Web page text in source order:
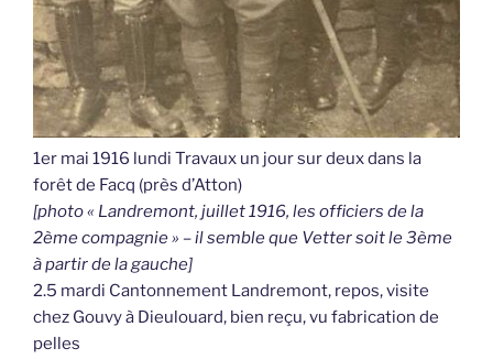
1er mai 1916 lundi Travaux un jour sur deux dans la
forêt de Facq (près d’Atton)
[photo « Landremont, juillet 1916, les officiers de la
2ème compagnie » – il semble que Vetter soit le 3ème
à partir de la gauche]
2.5 mardi Cantonnement Landremont, repos, visite
chez Gouvy à Dieulouard, bien reçu, vu fabrication de
pelles